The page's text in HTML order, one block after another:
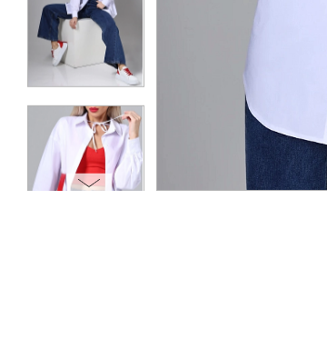
РОЗНИЧНЫМ ПОКУПАТЕЛЯМ
ДОСТАВКА
ОПЛАТА
ТАБЛИЦА РАЗМЕРОВ